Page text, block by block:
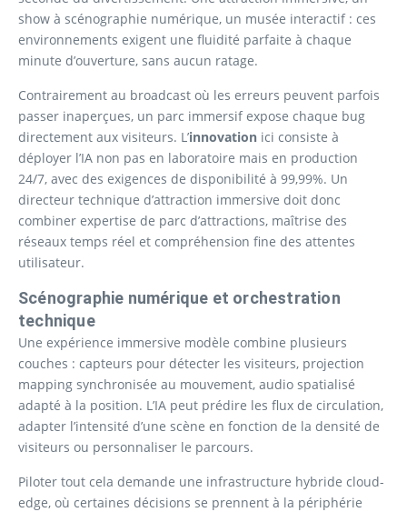
show à scénographie numérique, un musée interactif : ces
environnements exigent une fluidité parfaite à chaque
minute d’ouverture, sans aucun ratage.
Contrairement au broadcast où les erreurs peuvent parfois
passer inaperçues, un parc immersif expose chaque bug
directement aux visiteurs. L’innovation ici consiste à
déployer l’IA non pas en laboratoire mais en production
24/7, avec des exigences de disponibilité à 99,99%. Un
directeur technique d’attraction immersive doit donc
combiner expertise de parc d’attractions, maîtrise des
réseaux temps réel et compréhension fine des attentes
utilisateur.
Scénographie numérique et orchestration
technique
Une expérience immersive modèle combine plusieurs
couches : capteurs pour détecter les visiteurs, projection
mapping synchronisée au mouvement, audio spatialisé
adapté à la position. L’IA peut prédire les flux de circulation,
adapter l’intensité d’une scène en fonction de la densité de
visiteurs ou personnaliser le parcours.
Piloter tout cela demande une infrastructure hybride cloud-
edge, où certaines décisions se prennent à la périphérie